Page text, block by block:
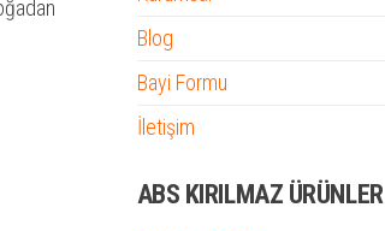
Blog
Bayi Formu
İletişim
ABS KIRILMAZ ÜRÜNLER